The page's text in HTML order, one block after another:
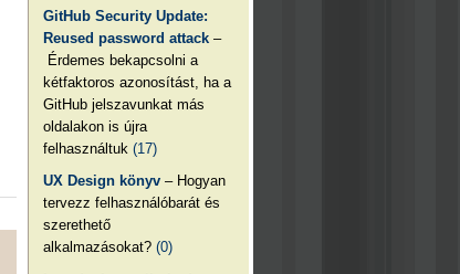
GitHub Security Update:
Reused password attack –
Érdemes bekapcsolni a
kétfaktoros azonosítást, ha a
GitHub jelszavunkat más
oldalakon is újra
felhasználtuk(17)
UX Design könyv – Hogyan
tervezz felhasználóbarát és
szerethető
alkalmazásokat?(0)